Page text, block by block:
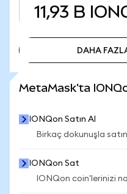
11,93 B
DAHA
MetaMask'ta
IONQon Satın Al
Birkaç dokunuşla satın
IONQon Sat
IONQon coin'lerinizi